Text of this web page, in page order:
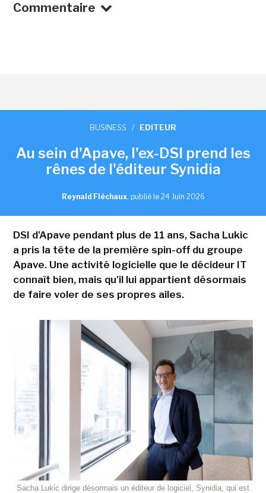
Commentaire
BUSINESS / EDITEUR
Au sein d'Apave, l'ex-DSI prend les
rênes de l'éditeur Synidia
Reynald Fléchaux, publié le 24 Juin 2026
DSI d'Apave pendant plus de 11 ans, Sacha Lukic
a pris la tête de la première spin-off du groupe
Apave. Une activité logicielle que le décideur IT
connaît bien, mais qu'il lui appartient désormais
de faire voler de ses propres ailes.
Sacha Lukic dirige désormais un éditeur de logiciel, Synidia, qui est